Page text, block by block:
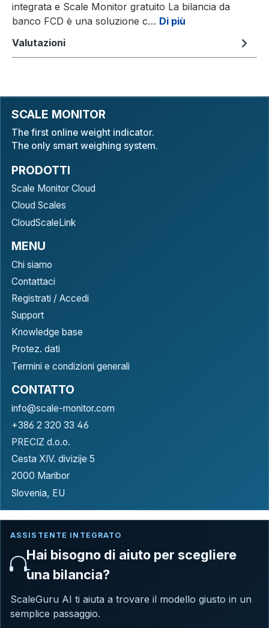
integrata e Scale Monitor gratuito La bilancia da
banco FCD è una soluzione c… Di più
Valutazioni
SCALE MONITOR
The first online weight indicator.
The only smart weighing system.
PRODOTTI
Scale Monitor Cloud
Cloud Scales
CloudScaleLink
MENU
Chi siamo
Contattaci
Registrati / Accedi
Support
Knowledge base
Protez. dati
Termini e condizioni generali
CONTATTO
info@scale-monitor.com
+386 2 320 33 46
PRECIZ d.o.o.
Cesta XIV. divizije 5
2000 Maribor
Slovenia, EU
ASSISTENTE INTEGRATO
Hai bisogno di aiuto per scegliere
una bilancia?
ScaleGuru AI ti aiuta a trovare il modello giusto in un
semplice passaggio.